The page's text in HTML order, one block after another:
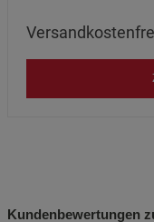
Kundenbewertungen